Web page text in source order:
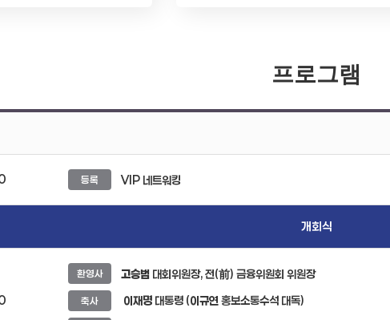
프로그램
등록 VIP 네트워킹
개회식
환영사 고승범 대회위원장, 전(前) 금융위원회 위원장
축사 이재명 대통령 (이규연 홍보소통수석 대독)